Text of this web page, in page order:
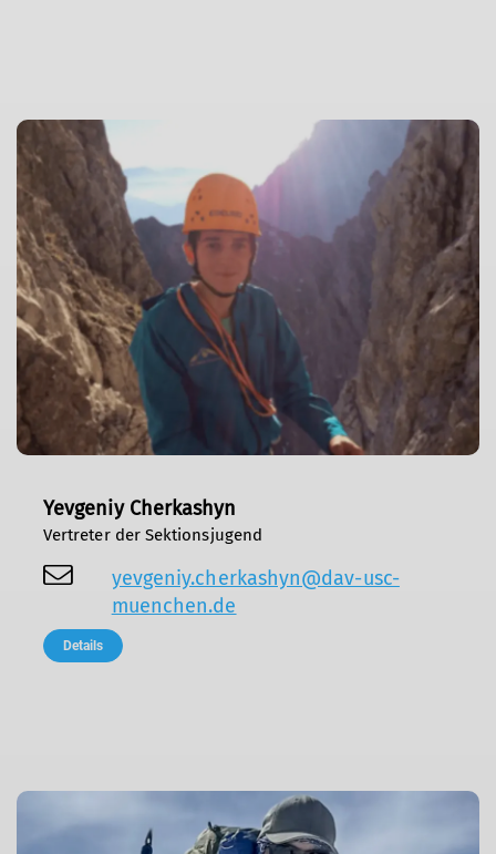
Yevgeniy Cherkashyn
Vertreter der Sektionsjugend
yevgeniy.cherkashyn@dav-usc-
muenchen.de
Details